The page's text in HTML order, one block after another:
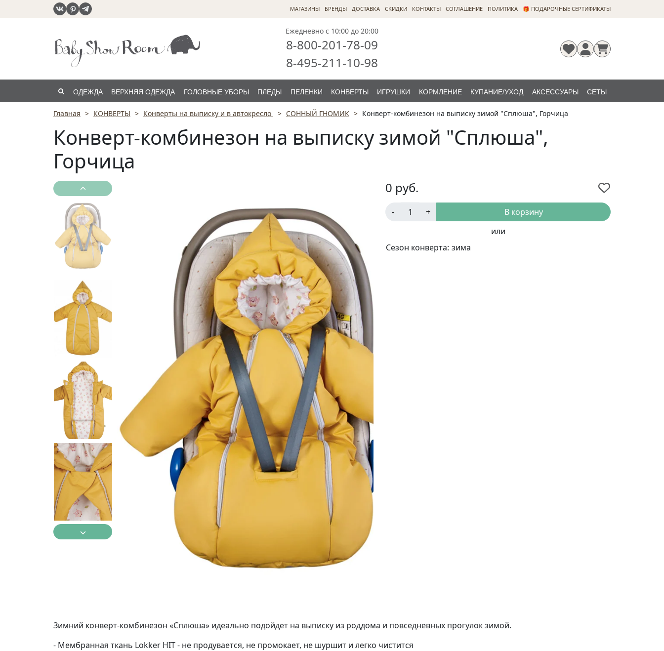
МАГАЗИНЫ БРЕНДЫ ДОСТАВКА СКИДКИ КОНТАКТЫ CОГЛАШЕНИЕ ПОЛИТИКА 🎁 ПОДАРОЧНЫЕ СЕРТИФИКАТЫ
Ежедневно с 10:00 до 20:00
8-800-201-78-09
8-495-211-10-98
ОДЕЖДА ВЕРХНЯЯ ОДЕЖДА ГОЛОВНЫЕ УБОРЫ ПЛЕДЫ ПЕЛЕНКИ КОНВЕРТЫ ИГРУШКИ КОРМЛЕНИЕ КУПАНИЕ/УХОД АКСЕССУАРЫ СЕТЫ
РАСПРОДАЖА
Главная КОНВЕРТЫ Конверты на выписку и в автокресло СОННЫЙ ГНОМИК Конверт-комбинезон на выписку зимой "Сплюша", Горчица
Конверт-комбинезон на выписку зимой "Сплюша",
Горчица
0 руб.
- +
В корзину
или
Сезон конверта: зима
Зимний конверт-комбинезон «Сплюша» идеально подойдет на выписку из роддома и повседневных прогулок зимой.
- Мембранная ткань Lokker HIT - не продувается, не промокает, не шуршит и легко чистится